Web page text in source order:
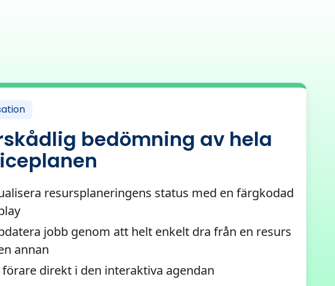
bedömning av hela
resursplaneringens status med en färgkodad
jobb genom att helt enkelt dra från en resurs
annan
förare direkt i den interaktiva agendan